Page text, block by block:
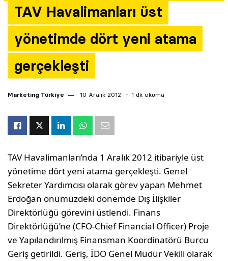
TAV Havalimanları üst
yönetimde dört yeni atama
gerçekleşti
Marketing Türkiye 10 Aralık 2012 1 dk okuma
TAV Havalimanları’nda 1 Aralık 2012 itibariyle üst
yönetime dört yeni atama gerçekleşti. Genel
Sekreter Yardımcısı olarak görev yapan Mehmet
Erdoğan önümüzdeki dönemde Dış İlişkiler
Direktörlüğü görevini üstlendi. Finans
Direktörlüğü’ne (CFO-Chief Financial Officer) Proje
ve Yapılandırılmış Finansman Koordinatörü Burcu
Geriş getirildi. Geriş, İDO Genel Müdür Vekili olarak
Yazarlar
Araştırma